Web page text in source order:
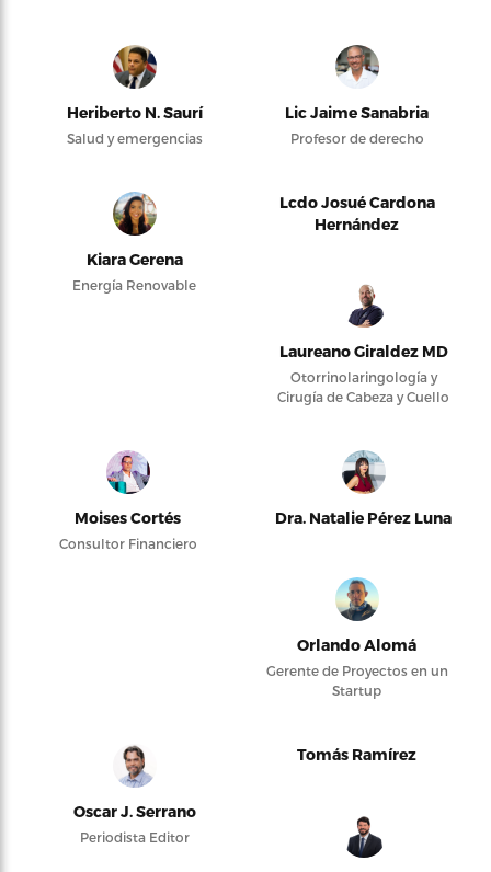
Heriberto N. Saurí
Salud y emergencias
Lic Jaime Sanabria
Profesor de derecho
Kiara Gerena
Energía Renovable
Lcdo Josué Cardona
Hernández
Laureano Giraldez MD
Otorrinolaringología y
Cirugía de Cabeza y Cuello
Moises Cortés
Consultor Financiero
Dra. Natalie Pérez Luna
Orlando Alomá
Gerente de Proyectos en un
Startup
Oscar J. Serrano
Periodista Editor
Tomás Ramírez